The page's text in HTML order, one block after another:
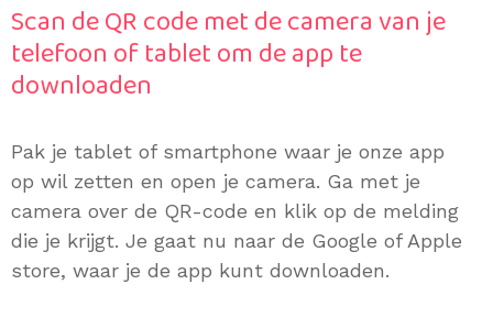
Scan de QR code met de camera van je
telefoon of tablet om de app te
downloaden
Pak je tablet of smartphone waar je onze app
op wil zetten en open je camera. Ga met je
camera over de QR-code en klik op de melding
die je krijgt. Je gaat nu naar de Google of Apple
store, waar je de app kunt downloaden.